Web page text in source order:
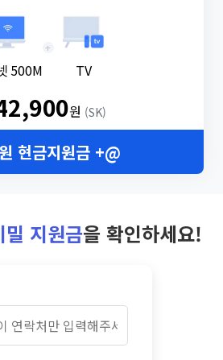
500M
+
TV
원 (SK)
현금지원금 +@
밀 지원금을 확인하세요!